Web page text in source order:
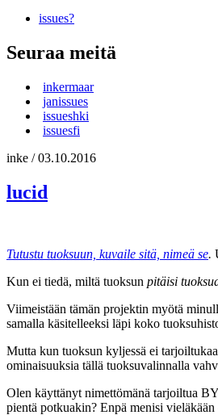
issues?
Seuraa meitä
inkermaar
janissues
issueshki
issuesfi
inke /03.10.2016
lucid
Tutustu tuoksuun, kuvaile sitä, nimeä se.
Kun ei tiedä, miltä tuoksun pitäisi
Viimeistään tämän projektin myötä
samalla käsitelleeksi läpi koko
Mutta kun tuoksun kyljessä ei
ominaisuuksia tällä tuoksuvalinnalla
Olen käyttänyt nimettömänä tarjoiltua
pientä potkuakin? Enpä menisi